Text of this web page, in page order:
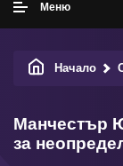
Меню
Начало
Манчестър
за